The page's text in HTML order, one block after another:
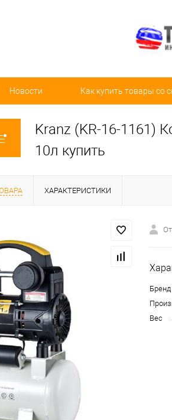
Новости Как купить товары со
Kranz (KR-16-1161)
10л купить
ХАРАКТЕРИСТИКИ
Бренд
Вес